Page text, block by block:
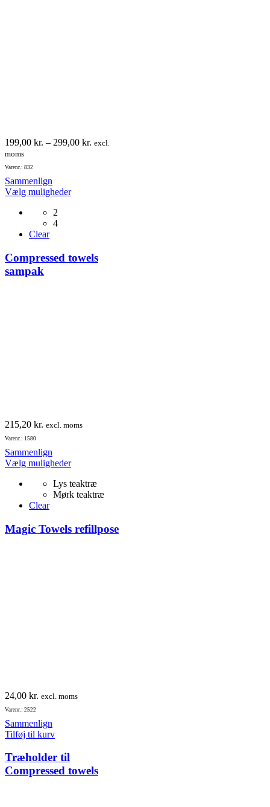
199,00 kr. – 299,00 kr. Prisinterval:
excl.
moms
Varenr.: 832
Sammenlign
Vælg mulighederDette
kan
2
4
Clear
Compressed towels
sampak
215,20 kr. excl. moms
Varenr.: 1580
Sammenlign
Vælg mulighederDette
har
flere
kan
Lys teaktræ
Mørk teaktræ
Clear
Magic Towels refillpose
24,00 kr. excl. moms
Varenr.: 2522
Sammenlign
Tilføj til kurv
Træholder til
Compressed towels